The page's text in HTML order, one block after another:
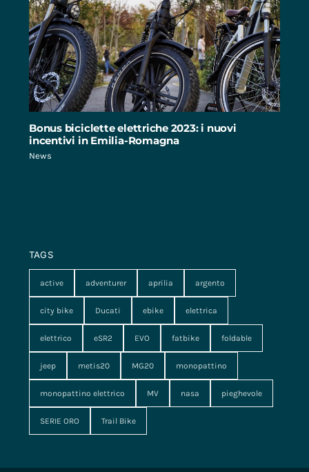
Bonus biciclette elettriche 2023: i nuovi
incentivi in Emilia-Romagna
News
TAGS
active adventurer aprilia argento
city bike Ducati ebike elettrica
elettrico eSR2 EVO fatbike foldable
jeep metis20 MG20 monopattino
monopattino elettrico MV nasa pieghevole
SERIE ORO Trail Bike